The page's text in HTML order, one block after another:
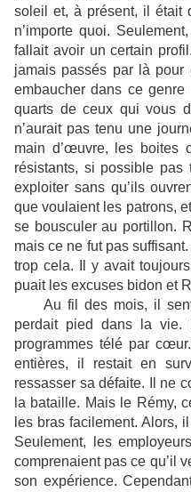
soleil et, à présent, il était
n’importe quoi.
fallait avoir un certain
jamais passés par là pour
embaucher dans ce
quarts de ceux qui vous
n’aurait pas tenu une
main d’œuvre, les boites
résistants, si possible
exploiter sans qu’ils
que voulaient les patrons,
se bousculer au portillon.
mais ce ne fut pas
trop cela. Il y avait
puait les excuses bidon et
Au fil des mois, il
perdait pied dans la vie.
programmes télé par
entières, il restait en
ressasser sa défaite. Il ne
la bataille. Mais le Rémy,
les bras facilement. Alors,
Seulement, les
comprenaient pas ce qu’il
son expérience.